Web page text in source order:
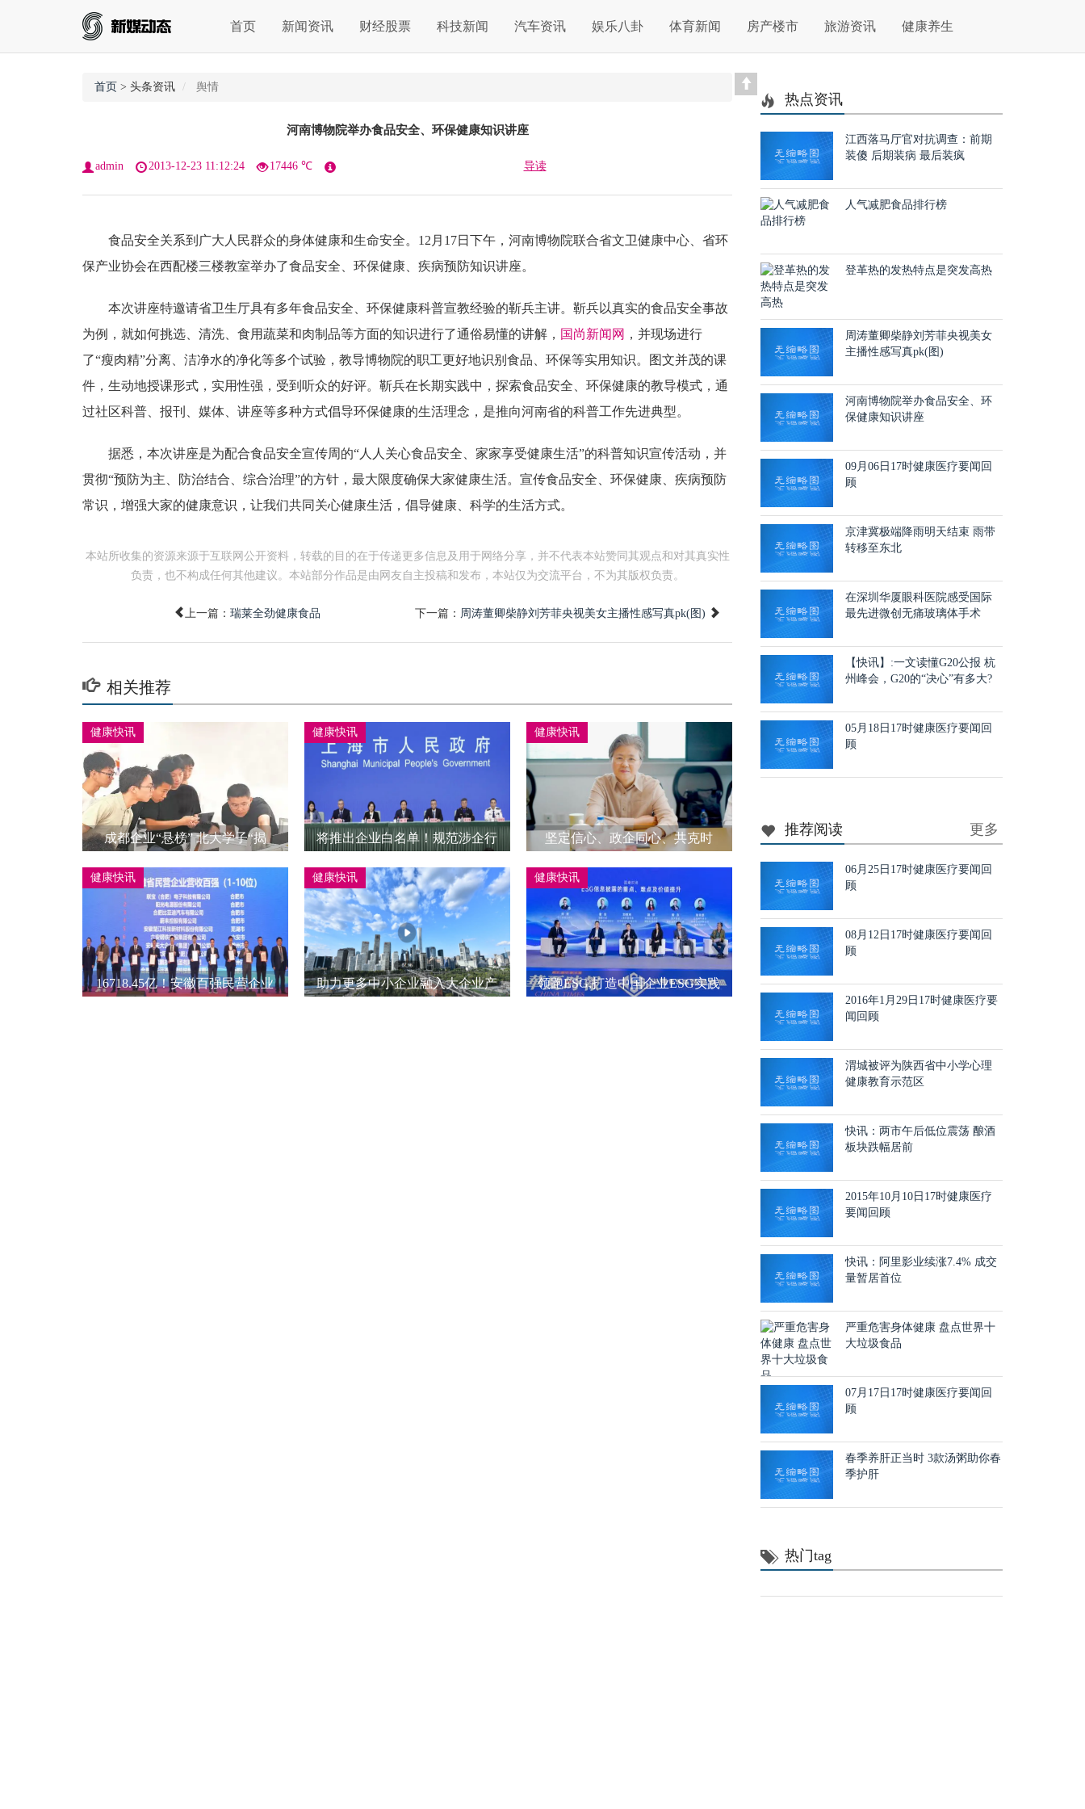
首页 新闻资讯 财经股票 科技新闻 汽车资讯 娱乐八卦 体育新闻 房产楼市 旅游资讯 健康养生
首页 > 头条资讯 舆情
河南博物院举办食品安全、环保健康知识讲座
admin 2013-12-23 11:12:24 17446 ℃ 导读
食品安全关系到广大人民群众的身体健康和生命安全。12月17日下午，河南博物院联合省文卫健康中心、省环
保产业协会在西配楼三楼教室举办了食品安全、环保健康、疾病预防知识讲座。
本次讲座特邀请省卫生厅具有多年食品安全、环保健康科普宣教经验的靳兵主讲。靳兵以真实的食品安全事故
为例，就如何挑选、清洗、食用蔬菜和肉制品等方面的知识进行了通俗易懂的讲解， 国尚新闻网 ，并现场进行
了“瘦肉精”分离、洁净水的净化等多个试验，教导博物院的职工更好地识别食品、环保等实用知识。图文并茂的课
件，生动地授课形式，实用性强，受到听众的好评。靳兵在长期实践中，探索食品安全、环保健康的教导模式，通
过社区科普、报刊、媒体、讲座等多种方式倡导环保健康的生活理念，是推向河南省的科普工作先进典型。
据悉，本次讲座是为配合食品安全宣传周的“人人关心食品安全、家家享受健康生活”的科普知识宣传活动，并
贯彻“预防为主、防治结合、综合治理”的方针，最大限度确保大家健康生活。宣传食品安全、环保健康、疾病预防
常识，增强大家的健康意识，让我们共同关心健康生活，倡导健康、科学的生活方式。
本站所收集的资源来源于互联网公开资料，转载的目的在于传递更多信息及用于网络分享，并不代表本站赞同其观点和对其真实性
负责，也不构成任何其他建议。本站部分作品是由网友自主投稿和发布，本站仅为交流平台，不为其版权负责。
上一篇： 瑞莱全劲健康食品 下一篇： 周涛董卿柴静刘芳菲央视美女主播性感写真pk(图)
相关推荐
健康快讯
成都企业“悬榜” 北大学子“揭
健康快讯
将推出企业白名单！规范涉企行
上讲→
健康快讯
坚定信心、政企同心、共克时
业
健康快讯
16718.45亿！安徽百强民营企业
健康快讯
助力更多中小企业融入大企业产
健康快讯
领跑ESG,打造中国企业ESG实践
热点资讯
江西落马厅官对抗调查：前期
装傻 后期装病 最后装疯
人气减肥食品排行榜
登革热的发热特点是突发高热
周涛董卿柴静刘芳菲央视美女
主播性感写真pk(图)
河南博物院举办食品安全、环
保健康知识讲座
09月06日17时健康医疗要闻回
顾
京津冀极端降雨明天结束 雨带
转移至东北
在深圳华厦眼科医院感受国际
最先进微创无痛玻璃体手术
【快讯】:一文读懂G20公报 杭
州峰会，G20的“决心”有多大?
05月18日17时健康医疗要闻回
顾
推荐阅读 更多
06月25日17时健康医疗要闻回
顾
08月12日17时健康医疗要闻回
顾
2016年1月29日17时健康医疗要
闻回顾
渭城被评为陕西省中小学心理
健康教育示范区
快讯：两市午后低位震荡 酿酒
板块跌幅居前
2015年10月10日17时健康医疗
要闻回顾
快讯：阿里影业续涨7.4% 成交
量暂居首位
严重危害身体健康 盘点世界十
大垃圾食品
07月17日17时健康医疗要闻回
顾
春季养肝正当时 3款汤粥助你春
季护肝
热门tag